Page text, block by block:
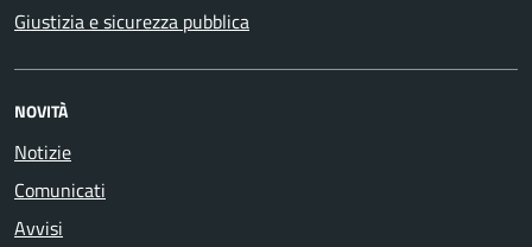
Giustizia e sicurezza pubblica
NOVITÀ
Notizie
Comunicati
Avvisi